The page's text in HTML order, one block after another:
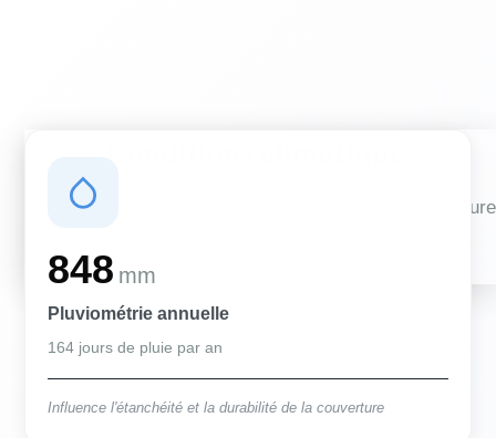
Des conditions qui influencent vos travaux de couverture
848 mm
Pluviométrie annuelle
164 jours de pluie par an
Influence l'étanchéité et la durabilité de la couverture